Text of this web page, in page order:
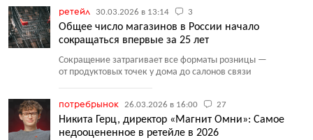
ретейл 30.03.2026 в 13:14 3
Общее число магазинов в России начало
сокращаться впервые за 25 лет
Сокращение затрагивает все форматы розницы —
от продуктовых точек у дома до салонов связи
потребрынок 26.03.2026 в 16:00 27
Никита Герц, директор «Магнит Омни»: Самое
недооцененное в ретейле в 2026